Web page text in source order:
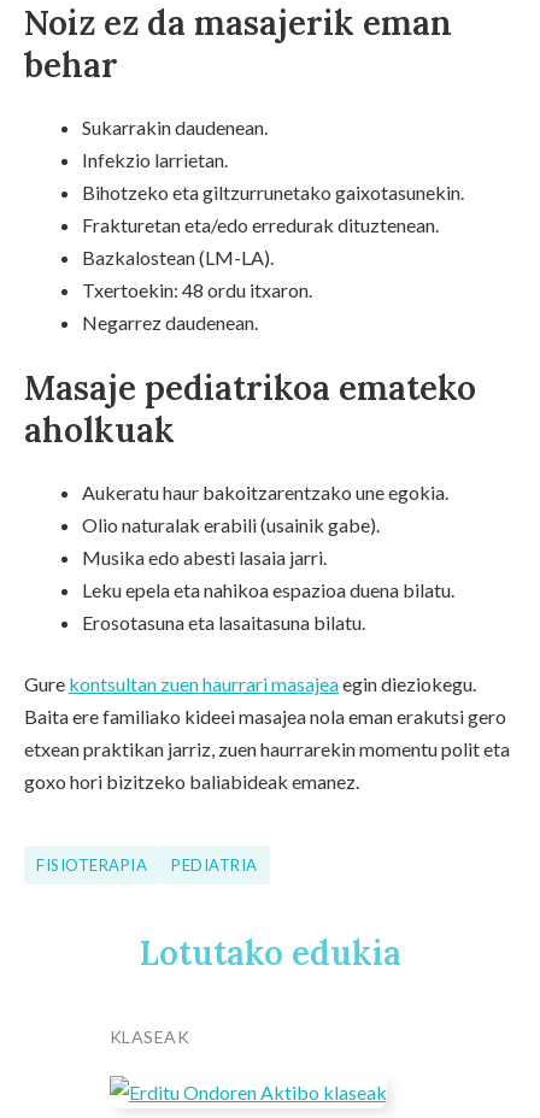
Noiz ez da masajerik eman
behar
Sukarrakin daudenean.
Infekzio larrietan.
Bihotzeko eta giltzurrunetako gaixotasunekin.
Frakturetan eta/edo erredurak dituztenean.
Bazkalostean (LM-LA).
Txertoekin: 48 ordu itxaron.
Negarrez daudenean.
Masaje pediatrikoa emateko
aholkuak
Aukeratu haur bakoitzarentzako une egokia.
Olio naturalak erabili (usainik gabe).
Musika edo abesti lasaia jarri.
Leku epela eta nahikoa espazioa duena bilatu.
Erosotasuna eta lasaitasuna bilatu.
Gure kontsultan zuen haurrari masajeaegin dieziokegu.
Baita ere familiako kideei masajea nola eman erakutsi gero
etxean praktikan jarriz, zuen haurrarekin momentu polit eta
goxo hori bizitzeko baliabideak emanez.
FISIOTERAPIA PEDIATRIA
Lotutako edukia
KLASEAK